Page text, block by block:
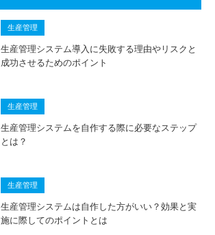
生産管理
生産管理システム導入に失敗する理由やリスクと
成功させるためのポイント
生産管理
生産管理システムを自作する際に必要なステップ
とは？
生産管理
生産管理システムは自作した方がいい？効果と実
施に際してのポイントとは